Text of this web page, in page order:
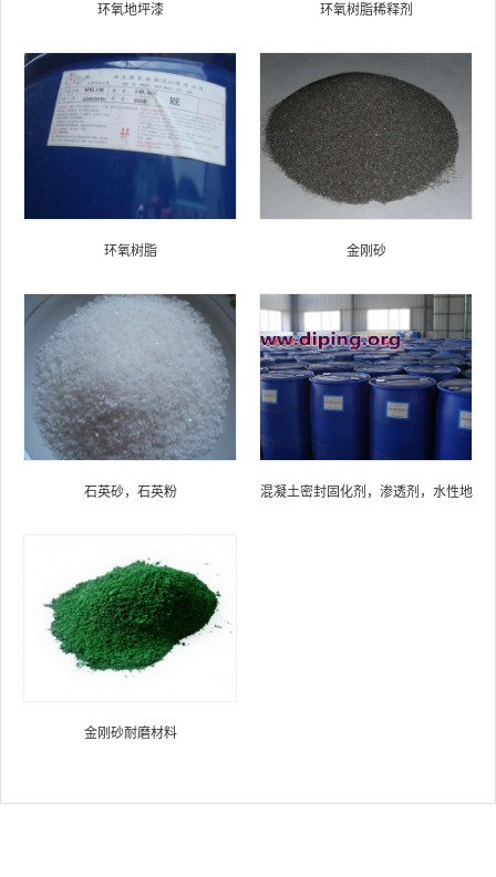
环氧地坪漆 环氧树脂稀释剂
环氧树脂 金刚砂
石英砂，石英粉 混凝土密封固化剂，渗透剂，水性地
金刚砂耐磨材料